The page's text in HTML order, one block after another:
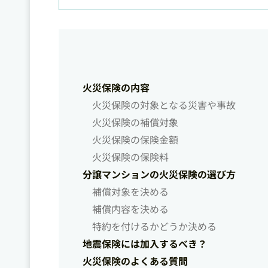
火災保険の内容
火災保険の対象となる災害や事故
火災保険の補償対象
火災保険の保険金額
火災保険の保険料
分譲マンションの火災保険の選び方
補償対象を決める
補償内容を決める
特約を付けるかどうか決める
地震保険には加入するべき？
火災保険のよくある質問